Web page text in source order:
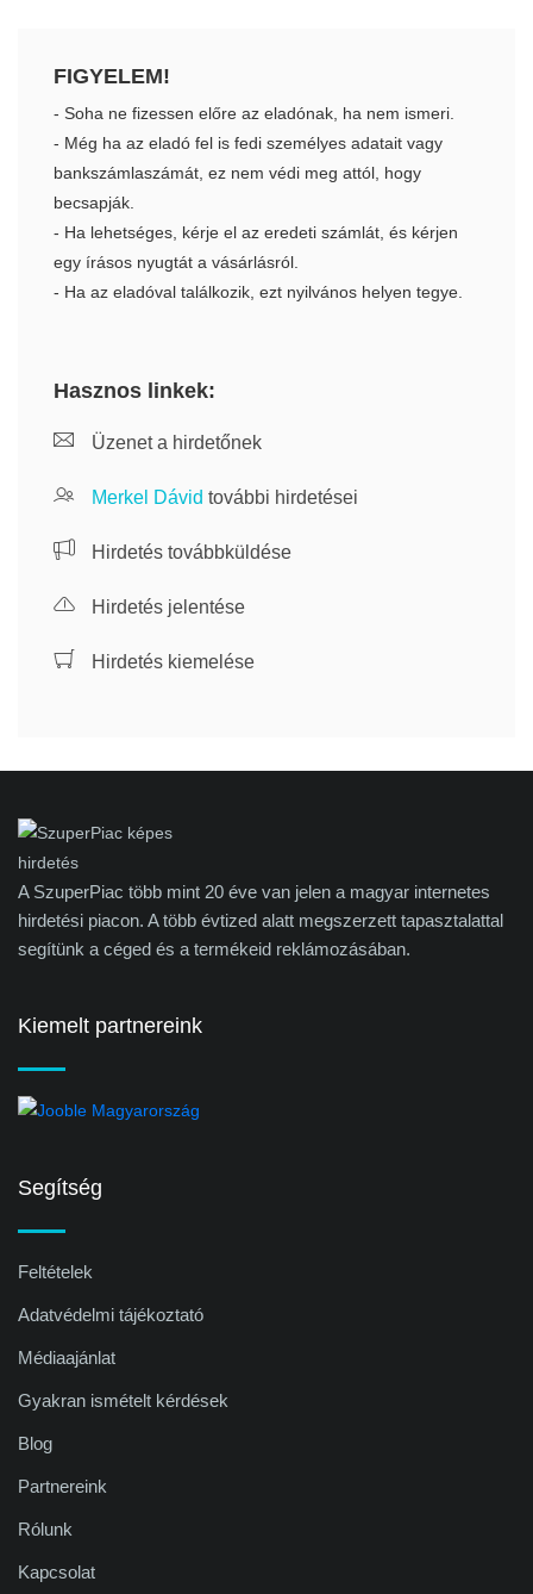
FIGYELEM!
- Soha ne fizessen előre az eladónak, ha nem ismeri.
- Még ha az eladó fel is fedi személyes adatait vagy
bankszámlaszámát, ez nem védi meg attól, hogy
becsapják.
- Ha lehetséges, kérje el az eredeti számlát, és kérjen
egy írásos nyugtát a vásárlásról.
- Ha az eladóval találkozik, ezt nyilvános helyen tegye.
Hasznos linkek:
Üzenet a hirdetőnek
Merkel Dávid további hirdetései
Hirdetés továbbküldése
Hirdetés jelentése
Hirdetés kiemelése
A SzuperPiac több mint 20 éve van jelen a magyar internetes
hirdetési piacon. A több évtized alatt megszerzett tapasztalattal
segítünk a céged és a termékeid reklámozásában.
Kiemelt partnereink
Segítség
Feltételek
Adatvédelmi tájékoztató
Médiaajánlat
Gyakran ismételt kérdések
Blog
Partnereink
Rólunk
Kapcsolat